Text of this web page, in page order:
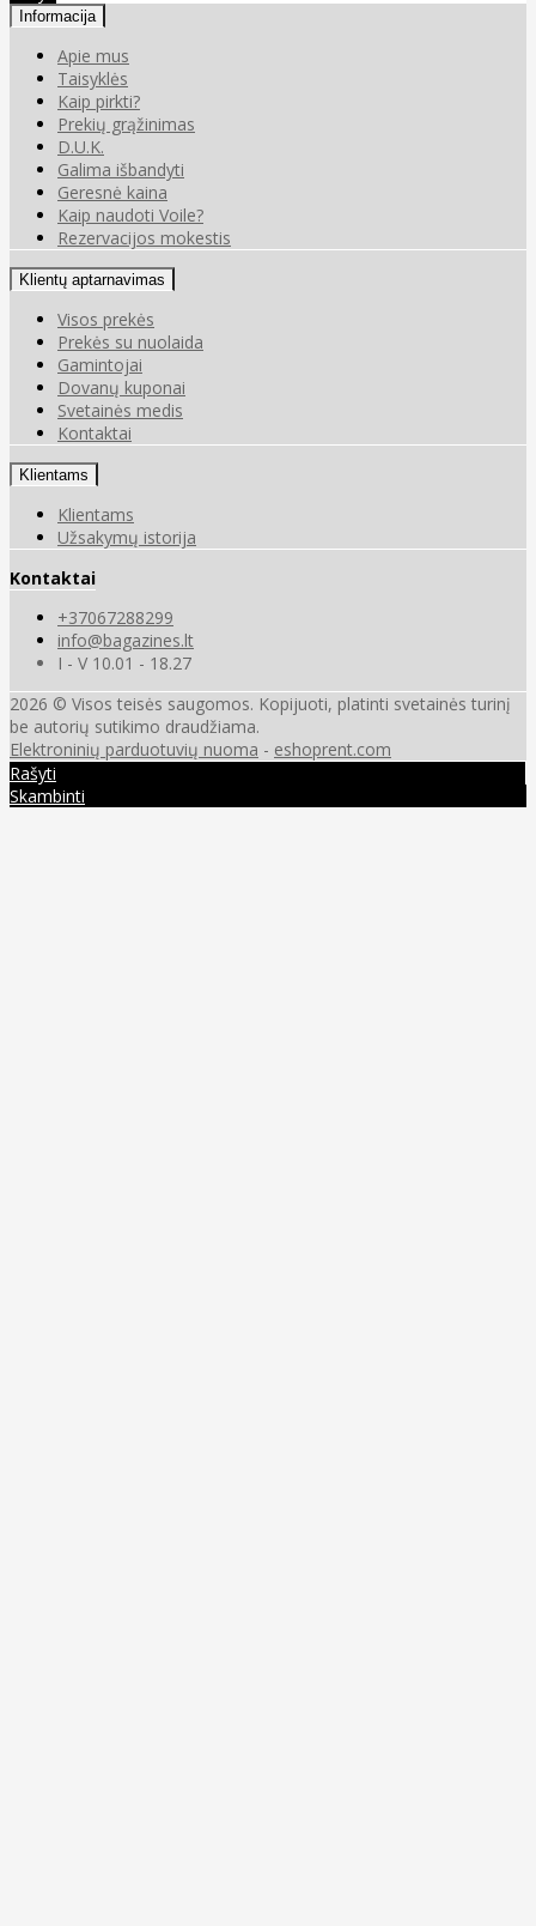
Informacija
Apie mus
Taisyklės
Kaip pirkti?
Prekių grąžinimas
D.U.K.
Galima išbandyti
Geresnė kaina
Kaip naudoti Voile?
Rezervacijos mokestis
Klientų aptarnavimas
Visos prekės
Prekės su nuolaida
Gamintojai
Dovanų kuponai
Svetainės medis
Kontaktai
Klientams
Klientams
Užsakymų istorija
Kontaktai
+37067288299
info@bagazines.lt
I - V 10.01 - 18.27
2026 © Visos teisės saugomos. Kopijuoti, platinti svetainės turinį
be autorių sutikimo draudžiama.
Elektroninių parduotuvių nuoma - eshoprent.com
Rašyti
Skambinti